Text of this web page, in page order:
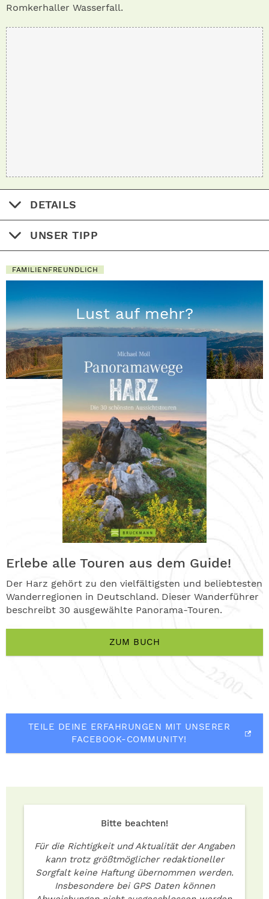
Romkerhaller Wasserfall.
DETAILS
UNSER TIPP
FAMILIENFREUNDLICH
Lust auf mehr?
Erlebe alle Touren aus dem Guide!
Der Harz gehört zu den vielfältigsten und beliebtesten
Wanderregionen in Deutschland. Dieser Wanderführer
beschreibt 30 ausgewählte Panorama-Touren.
ZUM BUCH
TEILE DEINE ERFAHRUNGEN MIT UNSERER
FACEBOOK-COMMUNITY!
Bitte beachten!
Für die Richtigkeit und Aktualität der Angaben
kann trotz größtmöglicher redaktioneller
Sorgfalt keine Haftung übernommen werden.
Insbesondere bei GPS Daten können